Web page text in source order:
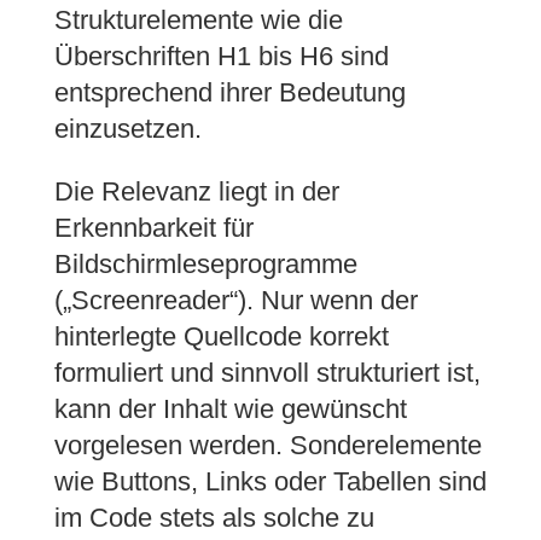
Strukturelemente wie die
Überschriften H1 bis H6 sind
entsprechend ihrer Bedeutung
einzusetzen.
Die Relevanz liegt in der
Erkennbarkeit für
Bildschirmleseprogramme
(„Screenreader“). Nur wenn der
hinterlegte Quellcode korrekt
formuliert und sinnvoll strukturiert ist,
kann der Inhalt wie gewünscht
vorgelesen werden. Sonderelemente
wie Buttons, Links oder Tabellen sind
im Code stets als solche zu